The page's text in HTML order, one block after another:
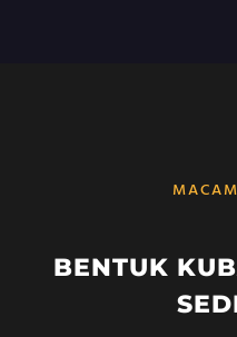
BENTUK